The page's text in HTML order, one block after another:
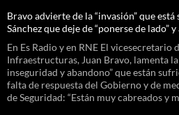
Bravo advierte de la “invasión” que
Sánchez que deje de “ponerse de lado”
En Es Radio y en RNE El vicesecretario
Infraestructuras, Juan Bravo, lamenta
inseguridad y abandono” que están
falta de respuesta del Gobierno y de
de Seguridad: “Están muy cabreados y